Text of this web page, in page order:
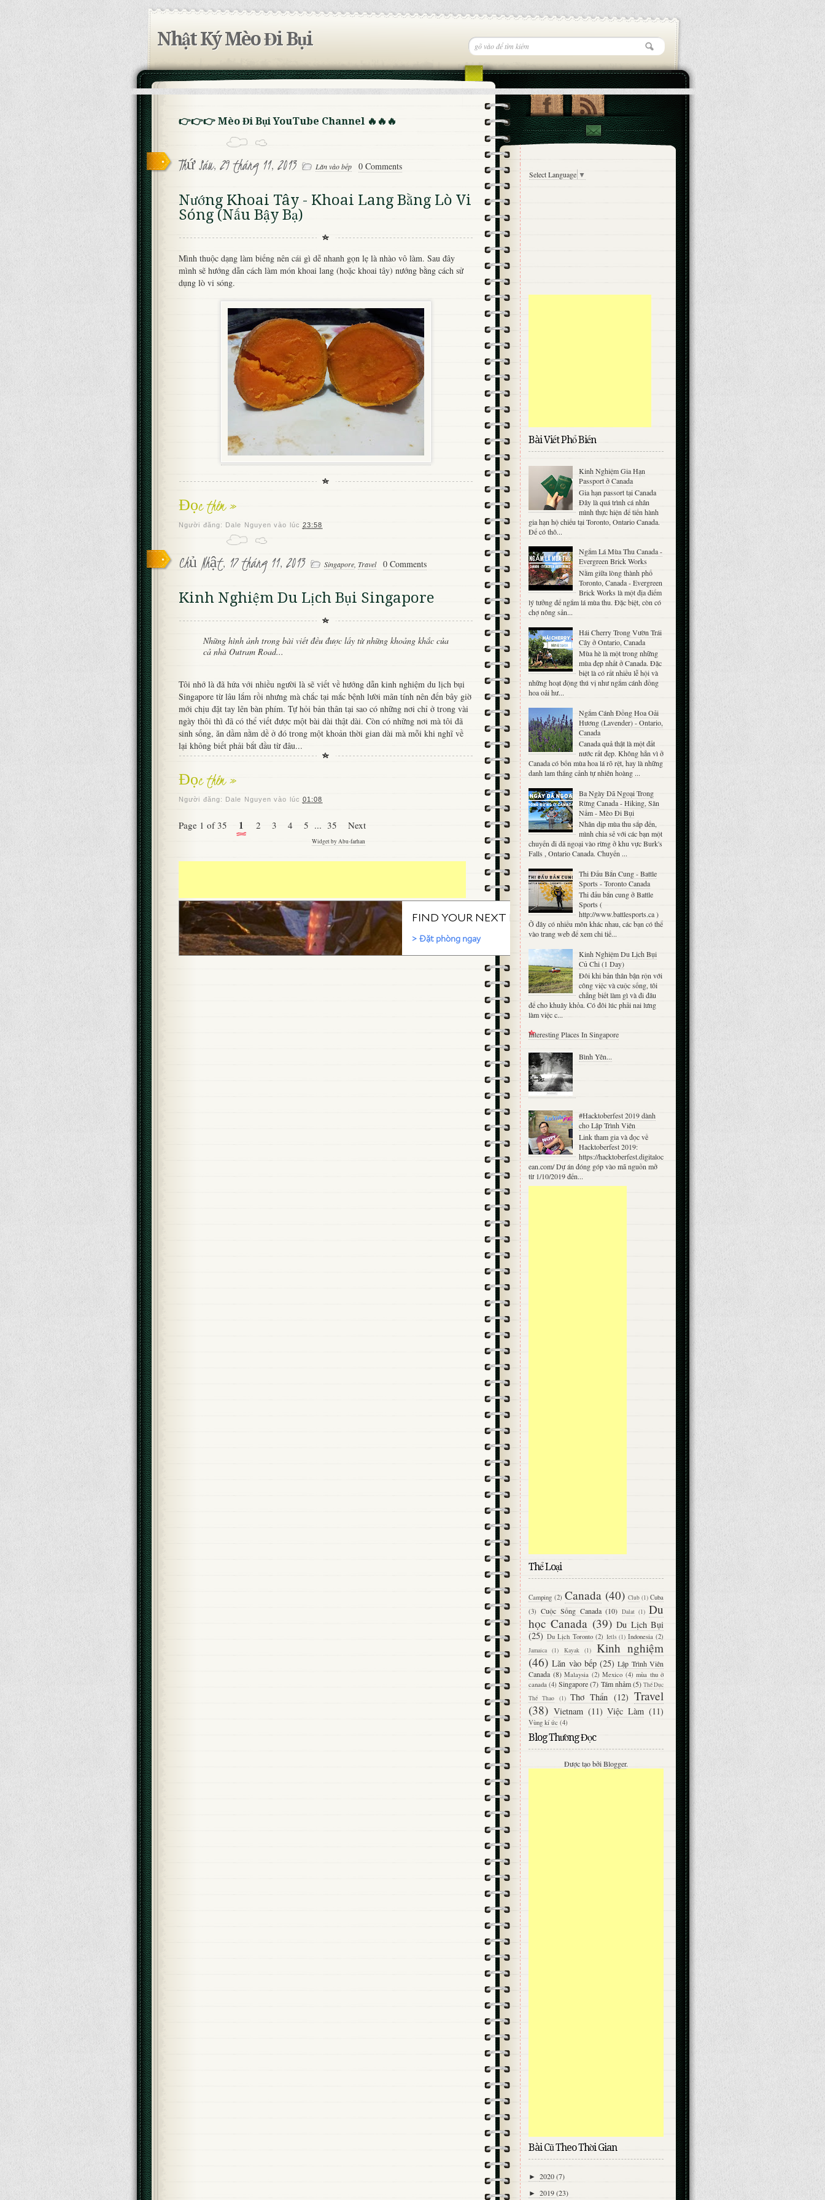
Nhật Ký Mèo Đi Bụi
👉👉👉 Mèo Đi Bụi YouTube Channel 🔥🔥🔥
Thứ Sáu, 29 tháng 11, 2013 Lăn vào bếp 0 Comments
Nướng Khoai Tây - Khoai Lang Bằng Lò Vi
Sóng (Nấu Bậy Bạ)
Mình thuộc dạng làm biếng nên cái gì dễ nhanh gọn lẹ là nhào vô làm. Sau đây
mình sẽ hướng dẫn cách làm món khoai lang (hoặc khoai tây) nướng bằng cách sử
dụng lò vi sóng.
Đọc thêm »
Người đăng: Dale Nguyen vào lúc 23:58
Chủ Nhật, 17 tháng 11, 2013 Singapore Travel 0 Comments
Kinh Nghiệm Du Lịch Bụi Singapore
Những hình ảnh trong bài viết đều được lấy từ những khoảng khắc của
cả nhà Outram Road...
Tôi nhớ là đã hứa với nhiều người là sẽ viết về hướng dẫn kinh nghiệm du lịch bụi
Singapore từ lâu lắm rồi nhưng mà chắc tại mắc bệnh lười mãn tính nên đến bây giờ
mới chịu đặt tay lên bàn phím. Tự hỏi bản thân tại sao có những nơi chỉ ở trong vài
ngày thôi thì đã có thể viết được một bài dài thật dài. Còn có những nơi mà tôi đã
sinh sống, ăn dầm nằm dề ở đó trong một khoản thời gian dài mà mỗi khi nghĩ về
lại không biết phải bắt đầu từ đâu...
Đọc thêm »
Người đăng: Dale Nguyen vào lúc 01:08
Page 1 of 35 1 2 3 4 5 ... 35 Next
Widget by Abu-farhan
Select Language ▼
Bài Viết Phổ Biến
Kinh Nghiệm Gia Hạn
Passport ở Canada
Gia hạn passort tại Canada
Đây là quá trình cá nhân
mình thực hiện để tiến hành
gia hạn hộ chiếu tại Toronto, Ontario Canada.
Để có thô...
Ngắm Lá Mùa Thu Canada -
Evergreen Brick Works
Nằm giữa lòng thành phố
Toronto, Canada - Evergreen
Brick Works là một địa điểm
lý tưởng để ngắm lá mùa thu. Đặc biệt, còn có
chợ nông sản...
Hái Cherry Trong Vườn Trái
Cây ở Ontario, Canada
Mùa hè là một trong những
mùa đẹp nhất ở Canada. Đặc
biệt là có rất nhiều lễ hội và
những hoạt động thú vị như ngắm cánh đồng
hoa oải hư...
Ngắm Cánh Đồng Hoa Oải
Hương (Lavender) - Ontario,
Canada
Canada quả thật là một đất
nước rất đẹp. Không hẳn vì ở
Canada có bốn mùa hoa lá rõ rệt, hay là những
danh lam thắng cảnh tự nhiên hoàng ...
Ba Ngày Dã Ngoại Trong
Rừng Canada - Hiking, Săn
Nấm - Mèo Đi Bụi
Nhân dịp mùa thu sắp đến,
mình chia sẻ với các bạn một
chuyến đi dã ngoại vào rừng ở khu vực Burk's
Falls , Ontario Canada. Chuyến ...
Thi Đấu Bắn Cung - Battle
Sports - Toronto Canada
Thi đấu bắn cung ở Battle
Sports (
http://www.battlesports.ca )
Ở đây có nhiều môn khác nhau, các bạn có thể
vào trang web để xem chi tiế...
Kinh Nghiệm Du Lịch Bụi
Củ Chi (1 Day)
Đôi khi bản thân bận rộn với
công việc và cuộc sống, tôi
chẳng biết làm gì và đi đâu
để cho khuây khỏa. Có đôi lúc phải nai lưng
làm việc c...
Interesting Places In Singapore
Bình Yên...
#Hacktoberfest 2019 dành
cho Lập Trình Viên
Link tham gia và đọc về
Hacktoberfest 2019:
https://hacktoberfest.digitaloc
ean.com/ Dự án đóng góp vào mã nguồn mở
từ 1/10/2019 đến...
Thể Loại
Camping (2) Canada (40) Club (1) Cuba
(3) Cuộc Sống Canada (10) Dalat (1) Du
học Canada (39) Du Lịch Bụi
(25) Du Lịch Toronto (2) Ietls (1) Indonesia (2)
Jamaica (1) Kayak (1)
Kinh nghiệm
(46) Lăn vào bếp (25) Lập Trình Viên
Canada (8) Malaysia (2) Mexico (4) mùa thu ở
canada (4) Singapore (7) Tám nhảm (5) Thể Dục
Thể Thao
(1) Thơ Thẩn (12) Travel
(38) Vietnam (11) Việc Làm (11)
Vùng kí ức (4)
Blog Thường Đọc
Được tạo bởiBlogger.
Bài Cũ Theo Thời Gian
► 2020(7)
► 2019(23)